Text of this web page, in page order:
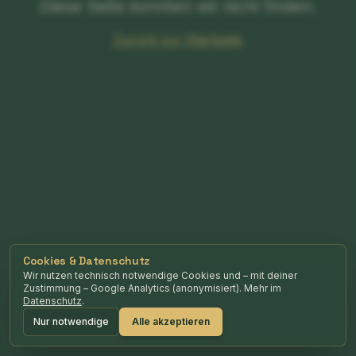
Zurück zur Startseite
Cookies & Datenschutz
Wir nutzen technisch notwendige Cookies und – mit deiner
Zustimmung – Google Analytics (anonymisiert). Mehr im
Datenschutz.
Nur notwendige
Alle akzeptieren